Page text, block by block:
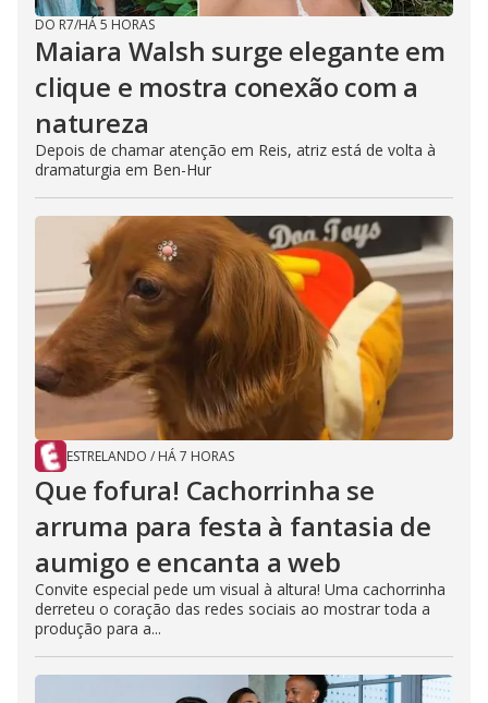
DO R7/HÁ 5 HORAS
Maiara Walsh surge elegante em
clique e mostra conexão com a
natureza
Depois de chamar atenção em Reis, atriz está de volta à
dramaturgia em Ben-Hur
ESTRELANDO / HÁ 7 HORAS
Que fofura! Cachorrinha se
arruma para festa à fantasia de
aumigo e encanta a web
Convite especial pede um visual à altura! Uma cachorrinha
derreteu o coração das redes sociais ao mostrar toda a
produção para a...